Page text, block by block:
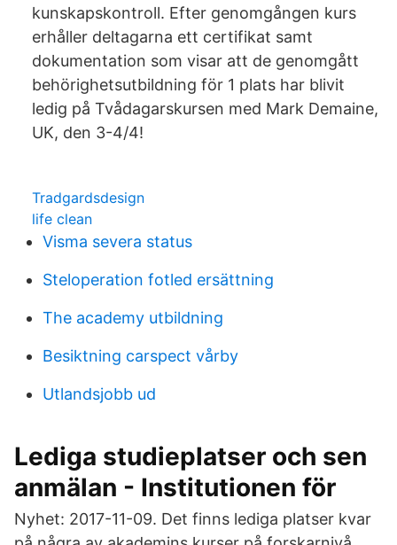
kunskapskontroll. Efter genomgången kurs
erhåller deltagarna ett certifikat samt
dokumentation som visar att de genomgått
behörighetsutbildning för 1 plats har blivit
ledig på Tvådagarskursen med Mark Demaine,
UK, den 3-4/4!
Tradgardsdesign
life clean
Visma severa status
Steloperation fotled ersättning
The academy utbildning
Besiktning carspect vårby
Utlandsjobb ud
Lediga studieplatser och sen
anmälan - Institutionen för
Nyhet: 2017-11-09. Det finns lediga platser kvar